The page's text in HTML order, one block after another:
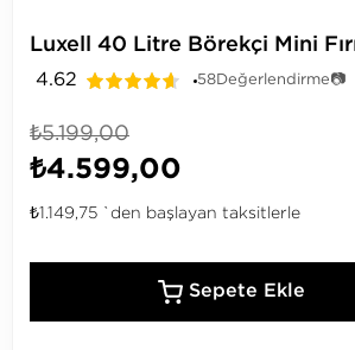
Luxell 40 Litre Börekçi Mini
4.62 58 Değerlendirme📷
₺5.199,00
₺4.599,00
₺1.149,75 `den başlayan taksitlerle